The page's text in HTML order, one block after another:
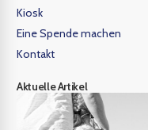
Kiosk
Eine Spende machen
Kontakt
Aktuelle Artikel